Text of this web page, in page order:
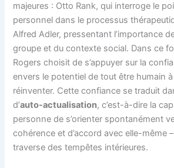
majeures : Otto Rank, qui interroge le
personnel dans le processus
Alfred Adler, pressentant l’importance
groupe et du contexte social. Dans ce
Rogers choisit de s’appuyer sur la
envers le potentiel de tout être humain
réinventer. Cette confiance se traduit
d’auto-actualisation, c’est-à-dire la
personne de s’orienter spontanément
cohérence et d’accord avec elle-même
traverse des tempêtes intérieures.